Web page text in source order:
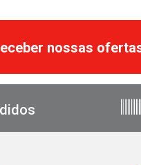
nossas